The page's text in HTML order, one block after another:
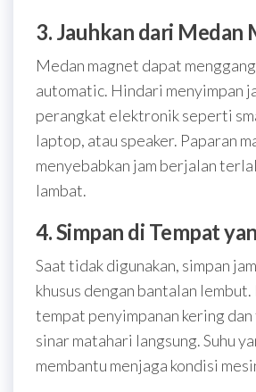
3. Jauhkan dari Medan
Medan magnet dapat
automatic. Hindari menyimpan
perangkat elektronik seperti
laptop, atau speaker. Paparan
menyebabkan jam berjalan
lambat.
4. Simpan di Tempat
Saat tidak digunakan, simpan
khusus dengan bantalan lembut.
tempat penyimpanan kering
sinar matahari langsung. Suhu
membantu menjaga kondisi